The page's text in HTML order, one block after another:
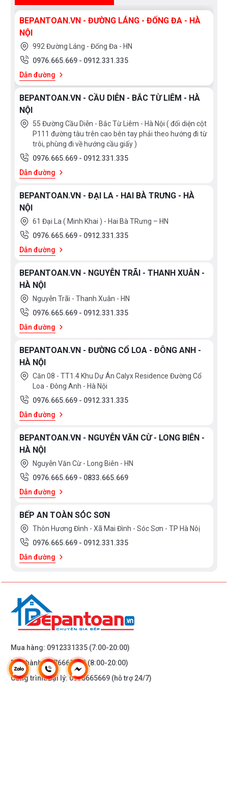
BEPANTOAN.VN - ĐƯỜNG LÁNG - ĐỐNG ĐA - HÀ
NỘI
992 Đường Láng - Đống Đa - HN
0976.665.669 - 0912.331.335
Dẫn đường
BEPANTOAN.VN - CẦU DIỄN - BẮC TỪ LIÊM - HÀ
NỘI
55 Đường Cầu Diễn - Bắc Từ Liêm - Hà Nội ( đối diện cột
P111 đường tàu trên cao bên tay phải theo hướng đi từ
trôi, phùng đi về hướng cầu giấy )
0976.665.669 - 0912.331.335
Dẫn đường
BEPANTOAN.VN - ĐẠI LA - HAI BÀ TRƯNG - HÀ
NỘI
61 Đại La ( Minh Khai ) - Hai Bà TRưng – HN
0976.665.669 - 0912.331.335
Dẫn đường
BEPANTOAN.VN - NGUYỄN TRÃI - THANH XUÂN -
HÀ NỘI
Nguyễn Trãi - Thanh Xuân - HN
0976.665.669 - 0912.331.335
Dẫn đường
BEPANTOAN.VN - ĐƯỜNG CỔ LOA - ĐÔNG ANH -
HÀ NỘI
Căn 08 - TT1.4 Khu Dự Án Calyx Residence Đường Cổ
Loa - Đông Anh - Hà Nội
0976.665.669 - 0912.331.335
Dẫn đường
BEPANTOAN.VN - NGUYỄN VĂN CỪ - LONG BIÊN -
HÀ NỘI
Nguyễn Văn Cừ - Long Biên - HN
0976.665.669 - 0833.665.669
Dẫn đường
BẾP AN TOÀN SÓC SƠN
Thôn Hương Đình - Xã Mai Đình - Sóc Sơn - TP Hà Nôị
0976.665.669 - 0912.331.335
Dẫn đường
Mua hàng: 0912331335 (7:00-20:00)
Bảo hành:0976665669(8:00-20:00)
Công trình/Đại lý:0976665669 (hỗ trợ 24/7)